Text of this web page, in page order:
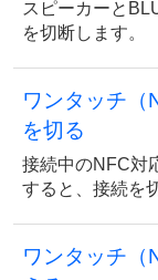
スピーカーと
を切断します。
ワンタッチ（
を切る
接続中のNFC対
すると、接続を
ワンタッチ（